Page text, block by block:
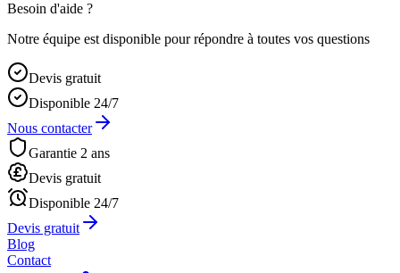
Besoin d'aide ?
Notre équipe est disponible pour répondre à toutes vos questions
Devis gratuit
Disponible 24/7
Nous contacter
Garantie 2 ans
Devis gratuit
Disponible 24/7
Devis gratuit
Blog
Contact